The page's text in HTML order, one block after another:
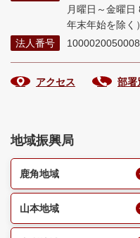
月曜日～金曜
年末年始を除く）
法人番号
1000020050008
アクセス 部署
地域振興局
鹿角地域
山本地域